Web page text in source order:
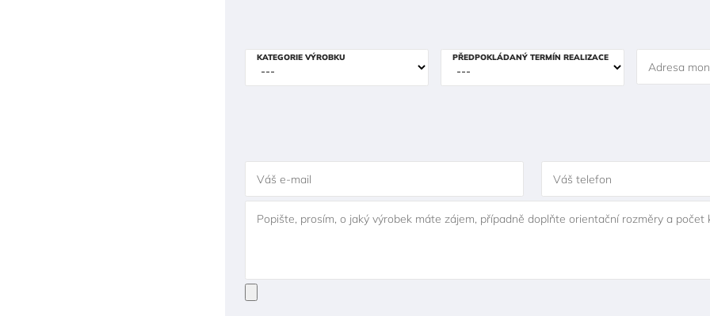
KATEGORIE VÝROBKU PŘEDPOKLÁDANÝ TERMÍN REALIZACE
Adresa
Váš e-mail Váš telefon
Popište, prosím, o jaký výrobek máte zájem, případně doplňte orientační rozměry a počet